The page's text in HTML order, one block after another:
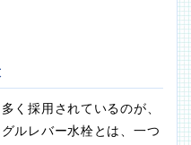
く採用されているのが、
ルレバー水栓とは、一つ